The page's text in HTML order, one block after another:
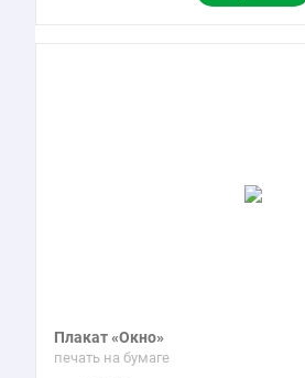
Плакат «Окно»
печать на бумаге